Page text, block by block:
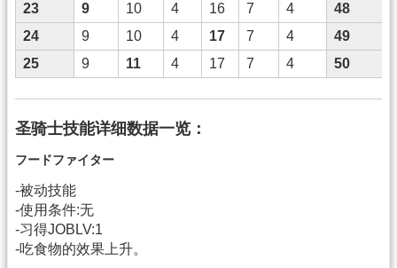
23
9 10 4 16 7 4 48
24
9 10 4 17 7 4 49
25
9 11 4 17 7 4 50
圣骑士技能详细数据一览：
フードファイター
-被动技能
-使用条件:无
-习得JOBLV:1
-吃食物的效果上升。